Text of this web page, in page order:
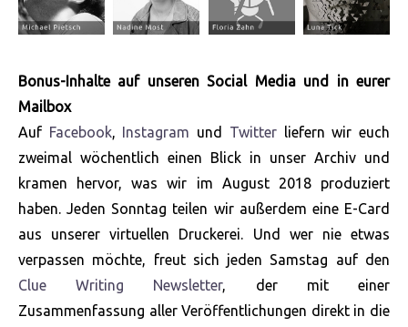
Bonus-Inhalte auf unseren Social Media und in eurer
Mailbox
Auf Facebook, Instagram und Twitterliefern wir euch
zweimal wöchentlich einen Blick in unser Archiv und
kramen hervor, was wir im August 2018 produziert
haben. Jeden Sonntag teilen wir außerdem eine E-Card
aus unserer virtuellen Druckerei. Und wer nie etwas
verpassen möchte, freut sich jeden Samstag auf den
Clue Writing Newsletter, der mit einer
Zusammenfassung aller Veröffentlichungen direkt in die